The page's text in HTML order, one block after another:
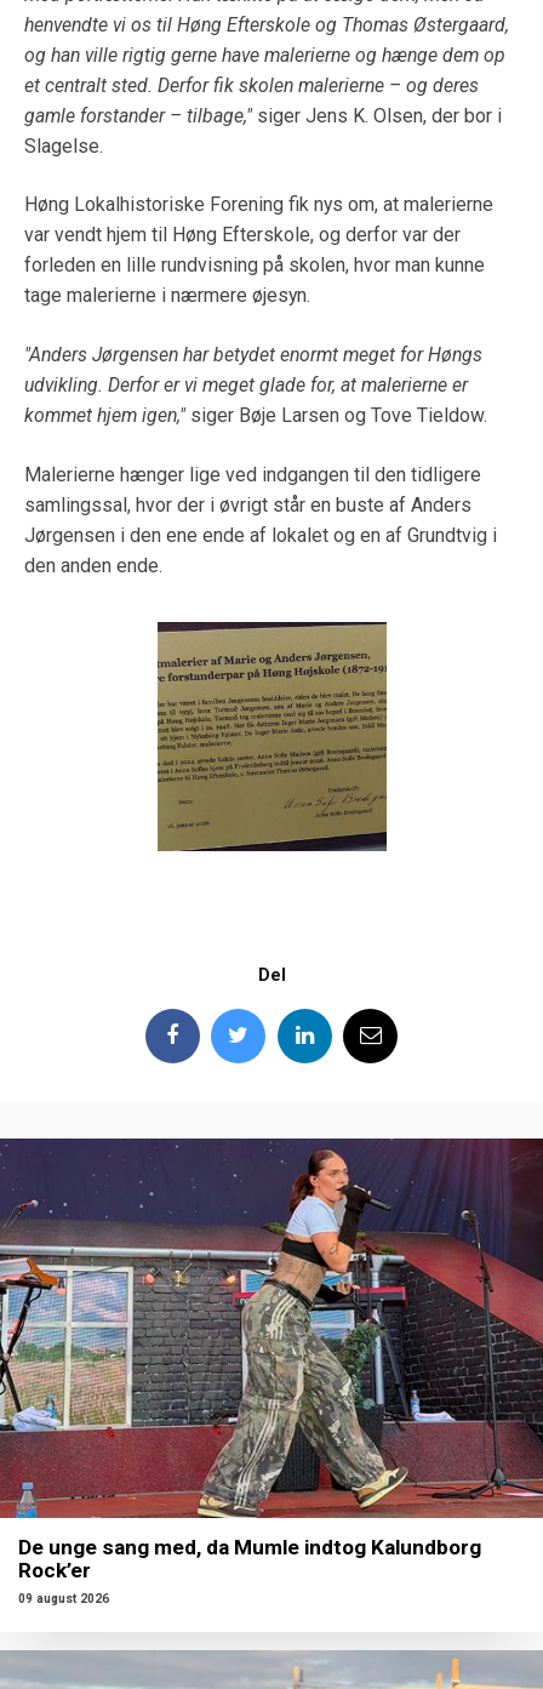
henvendte vi os til Høng Efterskole og Thomas Østergaard,
og han ville rigtig gerne have malerierne og hænge dem op
et centralt sted. Derfor fik skolen malerierne – og deres
gamle forstander – tilbage,"siger Jens K. Olsen, der bor i
Slagelse.
Høng Lokalhistoriske Forening fik nys om, at malerierne
var vendt hjem til Høng Efterskole, og derfor var der
forleden en lille rundvisning på skolen, hvor man kunne
tage malerierne i nærmere øjesyn.
"Anders Jørgensen har betydet enormt meget for Høngs
udvikling. Derfor er vi meget glade for, at malerierne er
kommet hjem igen,"siger Bøje Larsen og Tove Tieldow.
Malerierne hænger lige ved indgangen til den tidligere
samlingssal, hvor der i øvrigt står en buste af Anders
Jørgensen i den ene ende af lokalet og en af Grundtvig i
den anden ende.
Del
De unge sang med, da Mumle indtog Kalundborg
Rock’er
09 august 2026